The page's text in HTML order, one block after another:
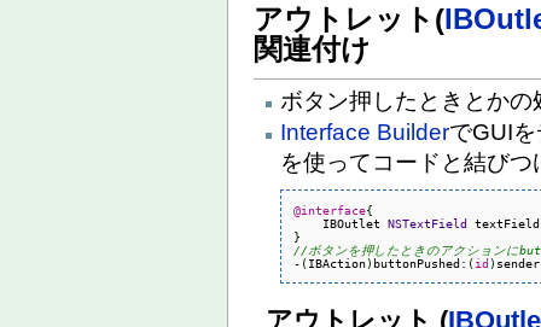
アウトレット(
関連付け
ボタン押したときとかの
Interface BuilderでGUI
を使ってコードと結びつ
@interface{
    IBOutlet
NSTextField
}
//ボタンを押したときのアクションに
- (IBAction) buttonPushed: (id )
アウトレット (